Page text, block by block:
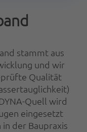
stammt aus
und wir
Qualität
Quell wird
eingesetzt
der Baupraxis